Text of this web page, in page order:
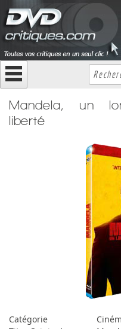
Mandela, un
liberté
Catégorie